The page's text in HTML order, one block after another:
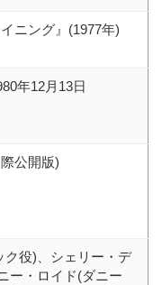
ニング』(1977年)
年12月13日
公開版)
ク役)、シェリー・デ
ー・ロイド(ダニー